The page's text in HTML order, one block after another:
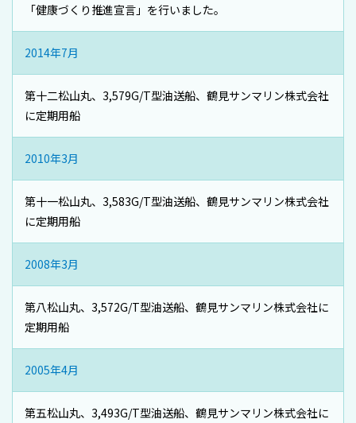
「健康づくり推進宣言」を行いました。
2014年7月
第十二松山丸、3,579G/T型油送船、鶴見サンマリン株式会社
に定期用船
2010年3月
第十一松山丸、3,583G/T型油送船、鶴見サンマリン株式会社
に定期用船
2008年3月
第八松山丸、3,572G/T型油送船、鶴見サンマリン株式会社に
定期用船
2005年4月
第五松山丸、3,493G/T型油送船、鶴見サンマリン株式会社に